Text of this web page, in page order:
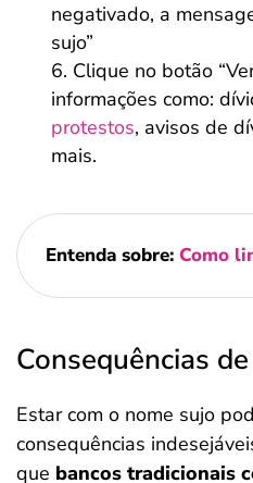
negativado, a
sujo”
Clique no botão
informações como:
protestos, avisos de
mais.
Entenda sobre: Como
Consequências
Estar com o nome sujo
consequências
que bancos tradicionais